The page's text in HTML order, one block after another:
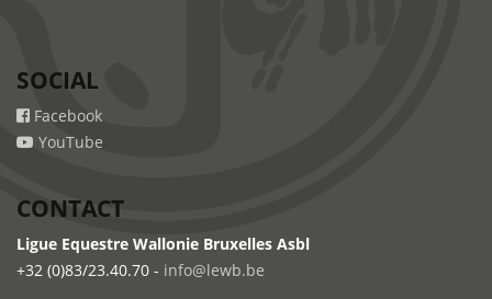
SOCIAL
Facebook
YouTube
CONTACT
Ligue Equestre Wallonie Bruxelles Asbl
+32 (0)83/23.40.70 - info@lewb.be